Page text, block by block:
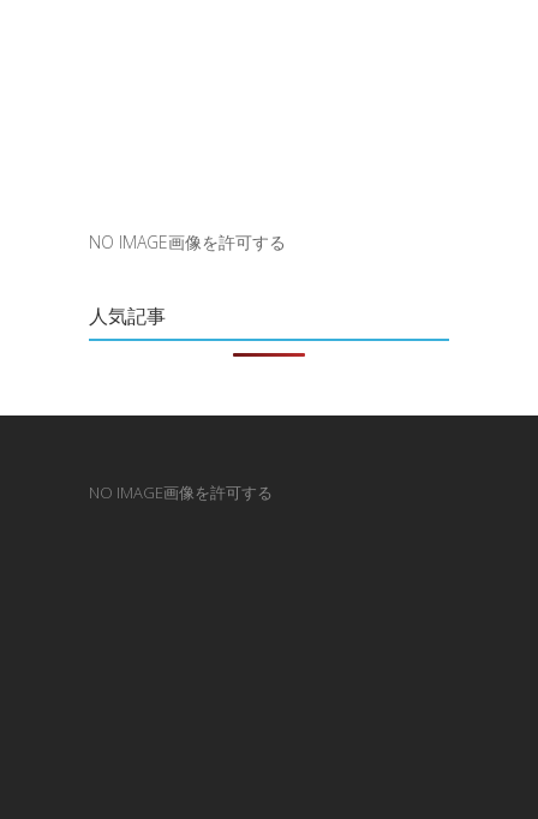
NO IMAGE画像を許可する
人気記事
NO IMAGE画像を許可する